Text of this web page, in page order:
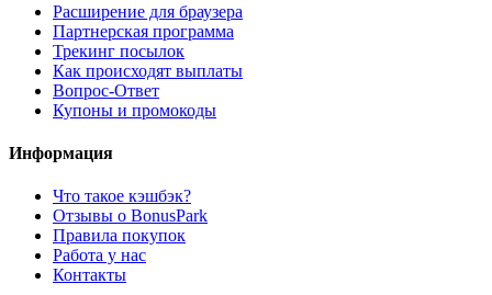
Расширение для браузера
Партнерская программа
Трекинг посылок
Как происходят выплаты
Вопрос-Ответ
Купоны и промокоды
Информация
Что такое кэшбэк?
Отзывы о BonusPark
Правила покупок
Работа у нас
Контакты